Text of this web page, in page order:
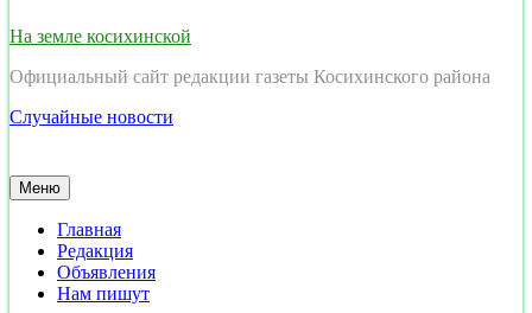
На земле косихинской
Официальный сайт редакции газеты Косихинского района
Случайные новости
Меню
Главная
Редакция
Объявления
Нам пишут